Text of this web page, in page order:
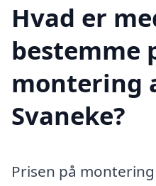
Hvad er
bestemme
montering
Svaneke?
Prisen på